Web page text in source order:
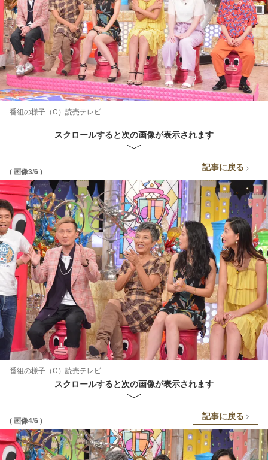
番組の様子（C）読売テレビ
スクロールすると次の画像が表示されます
( 画像3/6 ) 記事に戻る
番組の様子（C）読売テレビ
スクロールすると次の画像が表示されます
( 画像4/6 ) 記事に戻る